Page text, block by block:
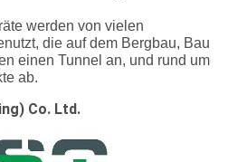
werden von vielen
die auf dem Bergbau, Bau
einen Tunnel an, und rund um
ab.
Co. Ltd.